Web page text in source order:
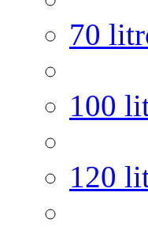
70
100
120